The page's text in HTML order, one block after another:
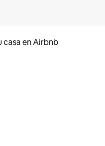
casa en Airbnb